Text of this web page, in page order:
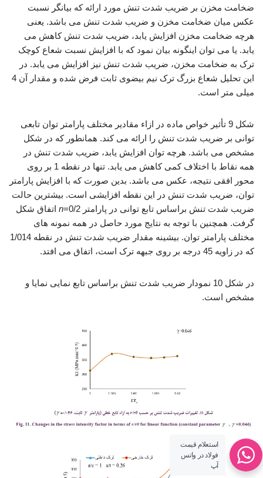
ضخامت مخزن بر ضریب شدت تنش مورد ارائه که بیانگر نسبت
عکس میان ضخامت مخزن و ضریب شدت تنش می باشد. یعنی
هرچه ضخامت مخزن افزایش یابد، ضریب شدت تنش کاهش می
یابد. یا می توان اینگونه بیان نمود که با افزایش نسبت شعاع کوچک
ترک به ضخامت مخزن، ضریب شدت تنش نیز افزایش می یابد. در
این تحلیل شعاع بزرگ ترک نیم بیضوی ثابت فرض شده و مقدار آن 4
میلی متر است.
شکل 9 تأثیر خواص ماده در ازاء مقادیر مختلف پارامتر توان تابعی
توانی بر ضریب شدت تنش را ارائه می کند. همانطور که در شکل
مشخص می باشد. هرچه توان افزایش یابد، ضریب شدت تنش در
همه نقاط با اختلاف کمی کاهش می یابد. تنها در نقطه 1 بر روی
محور افقی نتیجه، عکس می باشد. بدین صورت که با افزایش پارامتر
توان، ضریب شدت تنش در این نقطه افزایشی است. بیشترین حالت
ضریب شدت تنش براساس تابع توانی در پارامتر
n =0/2 اتفاق شکل
گرفت. همچنین با توجه به نتایج مورد حاصل در همه نمونه های
مختلف پارامتر توان. بیشینه مقدار ضریب شدت تنش در نقطه 1/014
که در زاویه 45 درجه بر روی جبهه ترک است، اتفاق می افتد.
در شکل 10 نمودار ضریب شدت تنش براساس تابع نمایی نمایا و
مشخص است.
استعلام قیمت
فولاد در واتس
آپ